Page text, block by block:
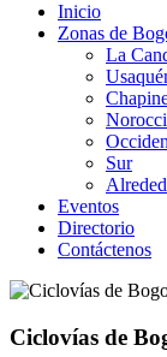
Inicio
Zonas de
La
Sur
Eventos
Directorio
Contáctenos
Ciclovías de